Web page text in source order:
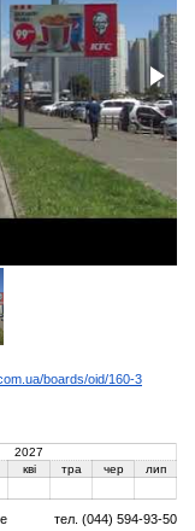
boards/oid/160-3
2027
кві тра чер
лип
тел. (044) 594-93-50